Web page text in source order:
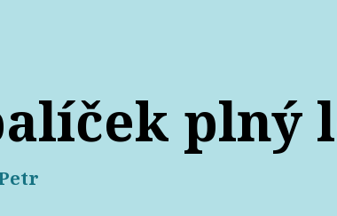
plný